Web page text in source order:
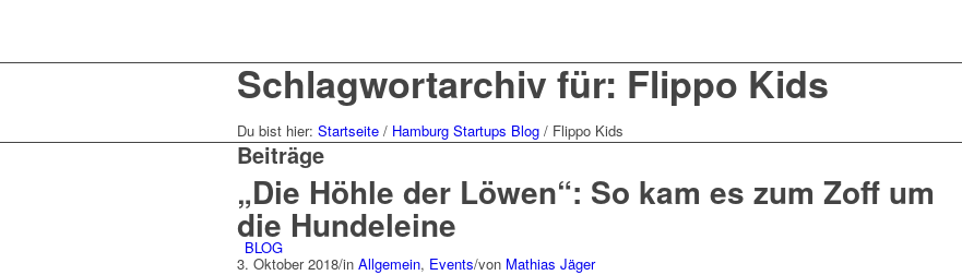
BLOG
Schlagwortarchiv für: Flippo Kids
Du bist hier: Startseite / Hamburg Startups Blog / Flippo Kids
Beiträge
„Die Höhle der Löwen“: So kam es zum Zoff um
die Hundeleine
3. Oktober 2018/in Allgemein, Events/von Mathias Jäger